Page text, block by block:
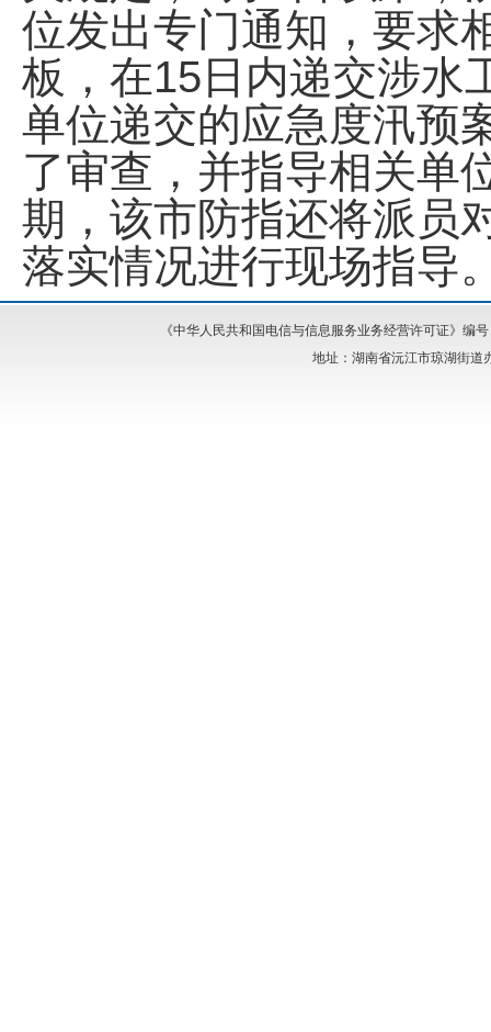
位发出专门通知，要求
板，在15 日内递交涉水
单位递交的应急度汛预
了审查，并指导相关单
期，该市防指还将派员
落实情况进行现场指导
《中华人民共和国电信与信息服务业务经营许可证》编
地址：湖南省沅江市琼湖街